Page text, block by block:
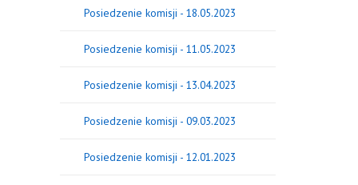
Posiedzenie komisji - 18.05.2023
Posiedzenie komisji - 11.05.2023
Posiedzenie komisji - 13.04.2023
Posiedzenie komisji - 09.03.2023
Posiedzenie komisji - 12.01.2023